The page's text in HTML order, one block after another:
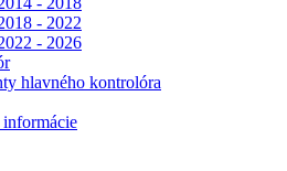
- 2022
- 2026
hlavného kontrolóra